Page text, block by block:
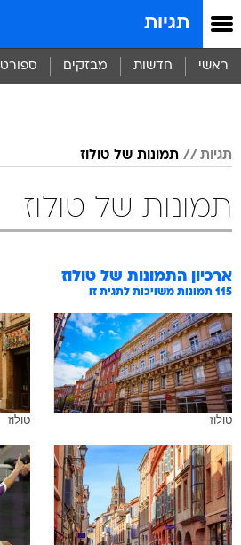
תגיות
ראשי חדשות מבזקים ספורט
תגיות תמונות של טולוז
תמונות של טולוז
ארכיון התמונות של טולוז
115 תמונות משויכות לתגית זו
טולוז טולוז